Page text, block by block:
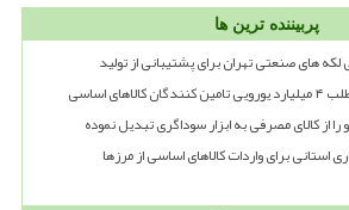
پربیننده ترین ها
های صنعتی تهران برای پشتیبانی از تولید
اساسی
از کالای مصرفی به ابزار سوداگری تبدیل نموده